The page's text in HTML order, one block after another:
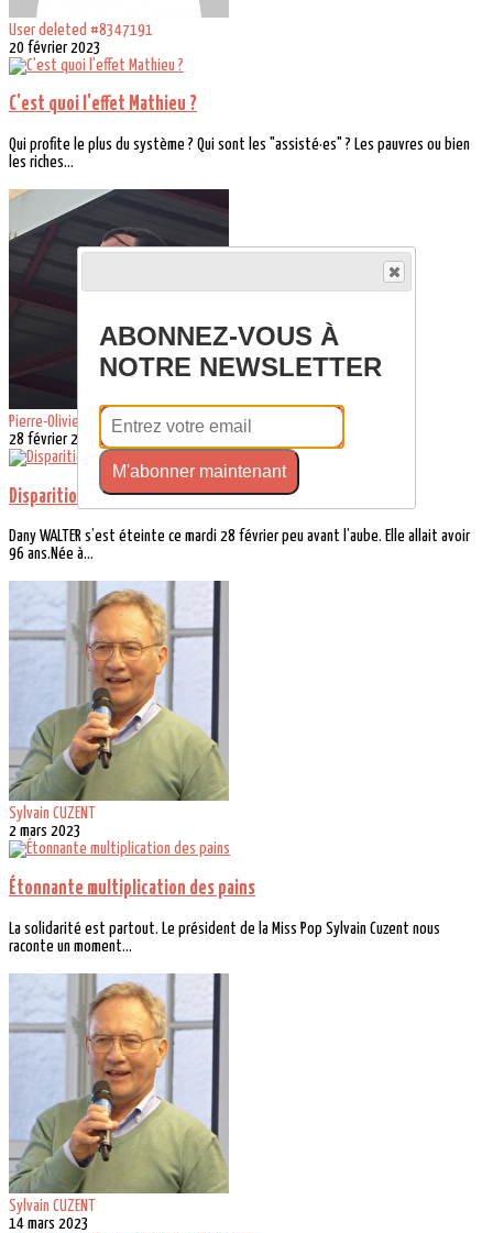
User deleted #8347191
20 février 2023
C'est quoi l'effet Mathieu ?
Qui profite le plus du système ? Qui sont les "assisté·es" ? Les pauvres ou bien
les riches...
Pierre-Olivier DOLINO
28 février 2023
Disparition de Dany Walter, équipière de la Miss Pop
Dany WALTER s’est éteinte ce mardi 28 février peu avant l’aube. Elle allait avoir
96 ans.Née à...
Sylvain CUZENT
2 mars 2023
Étonnante multiplication des pains
La solidarité est partout. Le président de la Miss Pop Sylvain Cuzent nous
raconte un moment...
Sylvain CUZENT
14 mars 2023
ABONNEZ-VOUS À
NOTRE NEWSLETTER
M'abonner maintenant